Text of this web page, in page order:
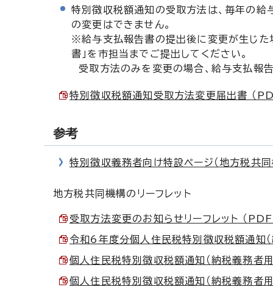
特別徴収税額通知の受取方法は、毎年の給
の変更はできません。
※給与支払報告書の提出後に変更が生じた
書」を市担当までご提出してください。
受取方法のみを変更の場合、給与支払報
特別徴収税額通知受取方法変更届出書 （
参考
特別徴収義務者向け特設ページ（地方税共同
地方税共同機構のリーフレット
受取方法変更のお知らせリーフレット （
令和6年度分個人住民税特別徴収税額通知
個人住民税特別徴収税額通知（納税義務者
個人住民税特別徴収税額通知（納税義務者